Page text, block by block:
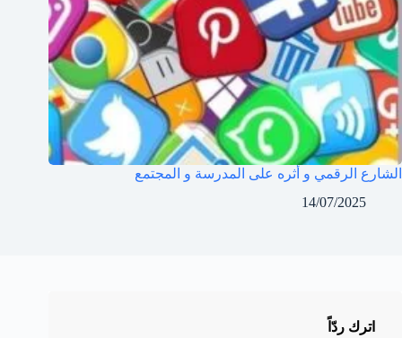
الشارع الرقمي و أثره على المدرسة و المجتمع
14/07/2025
اترك ردّاً